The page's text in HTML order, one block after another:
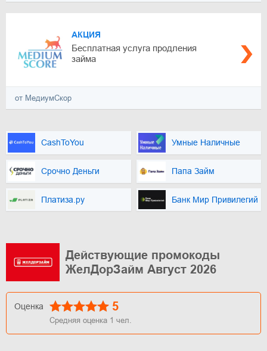
АКЦИЯ
Бесплатная услуга продления
займа
от МедиумСкор
CashToYou Умные Наличные
Срочно Деньги Папа Займ
Платиза.ру Банк Мир Привилегий
Действующие промокоды
ЖелДорЗайм Август 2026
Оценка 5
Средняя оценка 1 чел.